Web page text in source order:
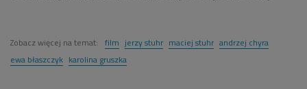
Zobacz więcej na temat: film jerzy stuhr maciej stuhr andrzej chyra
ewa błaszczyk karolina gruszka